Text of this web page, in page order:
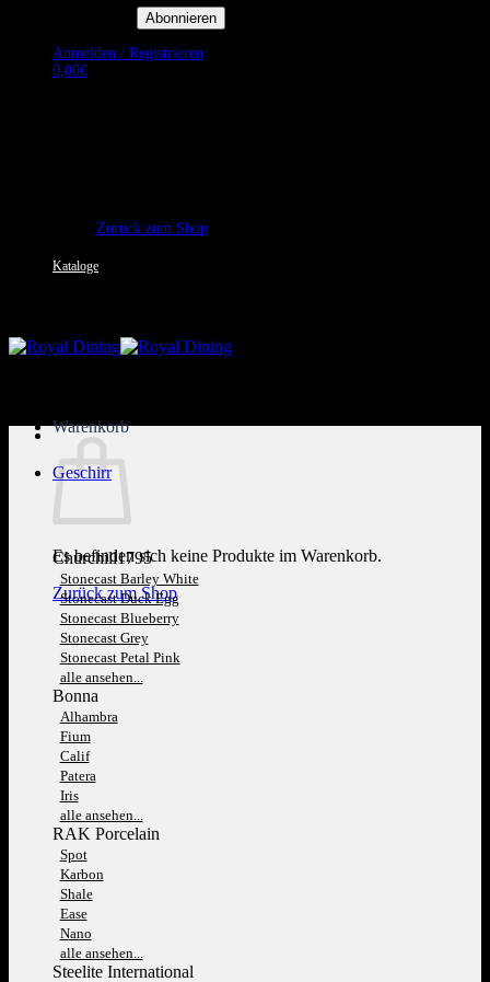
Anmelden / Registrieren
0,00€
Zurück zum Shop
Kataloge
Warenkorb
Es befinden sich keine Produkte im Warenkorb.
Zurück zum Shop
Geschirr
Churchill1795
Stonecast Barley White
Stonecast Duck Egg
Stonecast Blueberry
Stonecast Grey
Stonecast Petal Pink
alle ansehen...
Bonna
Alhambra
Fium
Calif
Patera
Iris
alle ansehen...
RAK Porcelain
Spot
Karbon
Shale
Ease
Nano
alle ansehen...
Steelite International